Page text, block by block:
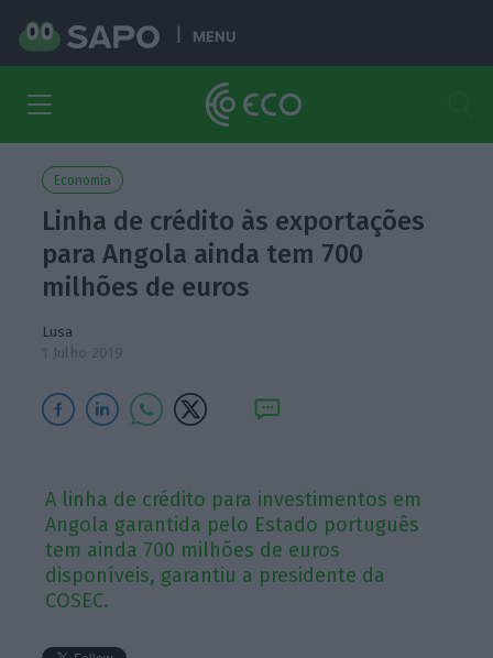
MENU
Economia
Linha de crédito às exportações
para Angola ainda tem 700
milhões de euros
Lusa
1 Julho 2019
A linha de crédito para investimentos em
Angola garantida pelo Estado português
tem ainda 700 milhões de euros
disponíveis, garantiu a presidente da
COSEC.